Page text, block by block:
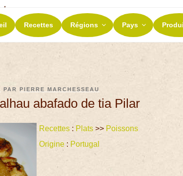
RECETTES ET
La richesse de nos terroirs
Recettes Régions Pays
PARPIERRE MARCHESSEAU
abafado de tia Pilar
Recettes : Plats >> Poissons
Origine : Portugal